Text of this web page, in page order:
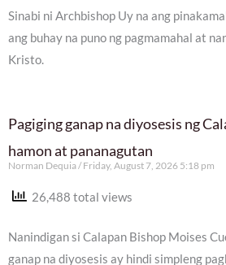
Sinabi ni Archbishop Uy na ang
ang buhay na puno ng pagmamahal at
Kristo.
Pagiging ganap na diyosesis ng
hamon at pananagutan
Norman Dequia Friday, August 7, 2026 5:18 pm
26,488 total views
Nanindigan si Calapan Bishop Moises
ganap na diyosesis ay hindi simpleng